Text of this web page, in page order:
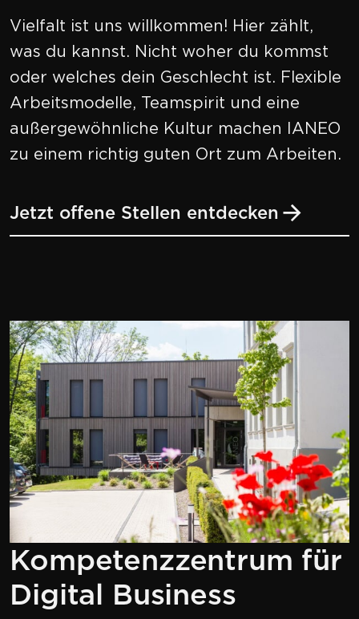
Vielfalt ist uns willkommen! Hier zählt,
was du kannst. Nicht woher du kommst
oder welches dein Geschlecht ist. Flexible
Arbeitsmodelle, Teamspirit und eine
außergewöhnliche Kultur machen IANEO
zu einem richtig guten Ort zum Arbeiten.
Jetzt offene Stellen entdecken
Kompetenzzentrum für
Digital Business